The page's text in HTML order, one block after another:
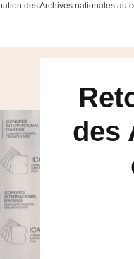
des Archives nationales au
des